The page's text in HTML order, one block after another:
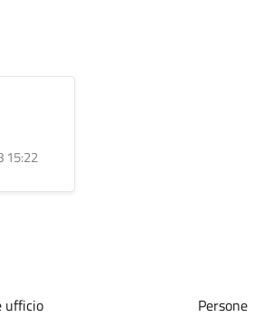
15:22
ufficio Persone